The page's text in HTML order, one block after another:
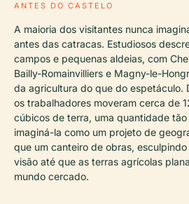
ANTES DO CASTELO
A maioria dos visitantes nunca
antes das catracas. Estudiosos
campos e pequenas aldeias, com
Bailly-Romainvilliers e Magny-le-
da agricultura do que do espetáculo.
os trabalhadores moveram cerca de
cúbicos de terra, uma quantidade
imaginá-la como um projeto de
que um canteiro de obras,
visão até que as terras agrícolas
mundo cercado.